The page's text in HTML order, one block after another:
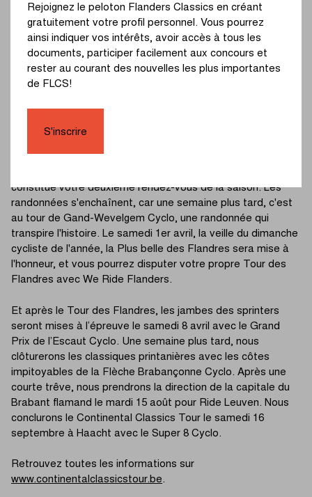
Nous commençons la nouvelle saison du Continental
Classics Tour avec le Circuit Het Nieuwsblad Cyclo. Le
dimanche 26 février, un jour après les pros, donnez vous-
même le coup d'envoi de votre saison cycliste. Depuis le
vélodrome Kuipke de Gand, prenez la direction du duo
plusieurs secteurs pavés, avec le Mur de Grammont et le
Bosberg en points d’orgue.
constitue votre deuxième rendez-vous de la saison. Les
randonnées s'enchaînent, car une semaine plus tard, c'est
au tour de Gand-Wevelgem Cyclo, une randonnée qui
transpire l'histoire. Le samedi 1er avril, la veille du dimanche
cycliste de l'année, la Plus belle des Flandres sera mise à
l'honneur, et vous pourrez disputer votre propre Tour des
Flandres avec We Ride Flanders.
Et après le Tour des Flandres, les jambes des sprinters
seront mises à l’épreuve le samedi 8 avril avec le Grand
Prix de l’Escaut Cyclo. Une semaine plus tard, nous
clôturerons les classiques printanières avec les côtes
impitoyables de la Flèche Brabançonne Cyclo. Après une
courte trêve, nous prendrons la direction de la capitale du
Brabant flamand le mardi 15 août pour Ride Leuven. Nous
conclurons le Continental Classics Tour le samedi 16
septembre à Haacht avec le Super 8 Cyclo.
Retrouvez toutes les informations sur
www.continentalclassicstour.be.
Rejoignez le peloton Flanders Classics en créant
gratuitement votre profil personnel. Vous pourrez
ainsi indiquer vos intérêts, avoir accès à tous les
documents, participer facilement aux concours et
rester au courant des nouvelles les plus importantes
de FLCS!
S'inscrire